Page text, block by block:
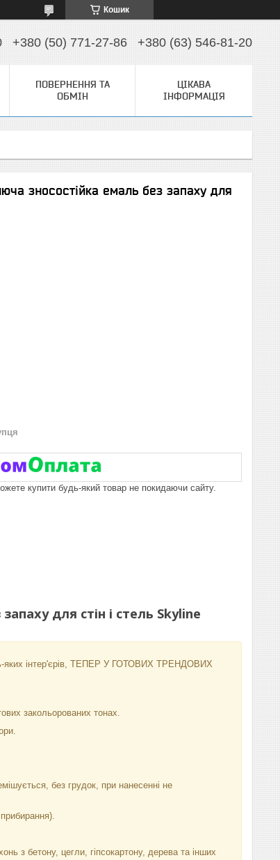
Кошик
+380 (50) 771-27-86 +380 (63) 546-81-20
ПОВЕРНЕННЯ ТА
ОБМІН
ЦІКАВА
ІНФОРМАЦІЯ
зносостійка емаль без запаху для
купити будь-який товар не покидаючи сайту.
для стін і стель Skyline
яких інтер'єрів, ТЕПЕР У ГОТОВИХ ТРЕНДОВИХ
закольорованих тонах.
без грудок, при нанесенні не
з бетону, цегли, гіпсокартону, дерева та інших